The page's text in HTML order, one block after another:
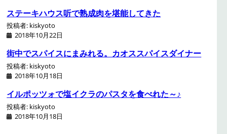
ステーキハウス听で熟成肉を堪能してきた
投稿者: kiskyoto
2018年10月22日
街中でスパイスにまみれる。カオススパイスダイナー
投稿者: kiskyoto
2018年10月18日
イルポッツォで塩イクラのパスタを食べれた～♪
投稿者: kiskyoto
2018年10月18日